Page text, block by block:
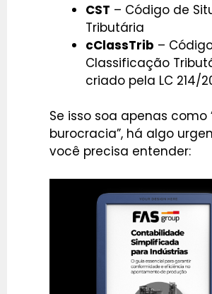
CST – Código de
Tributária
cClassTrib –
Classificação
criado pela LC 214/
Se isso soa apenas como
burocracia”, há algo
você precisa entender: